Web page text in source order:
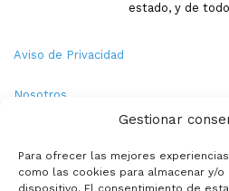
Gestionar
Para ofrecer las mejores
como las cookies para almacenar y/
dispositivo. El consentimiento de
estado, y de
Aviso de Privacidad
Nosotros
Política de Cookies